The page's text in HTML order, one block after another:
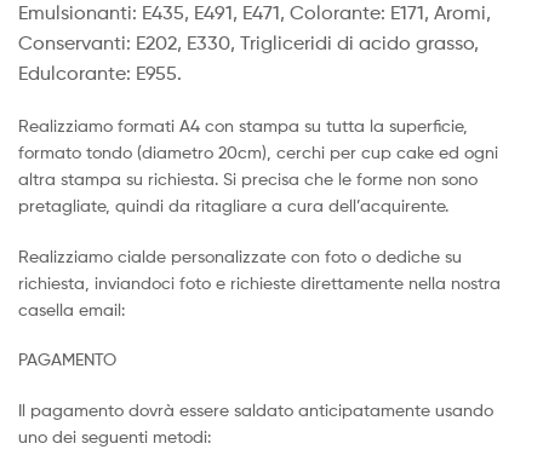
Emulsionanti: E435, E491, E471, Colorante: E171, Aromi,
Conservanti: E202, E330, Trigliceridi di acido grasso,
Edulcorante: E955.
Realizziamo formati A4 con stampa su tutta la superficie,
formato tondo (diametro 20cm), cerchi per cup cake ed ogni
altra stampa su richiesta. Si precisa che le forme non sono
pretagliate, quindi da ritagliare a cura dell’acquirente.
Realizziamo cialde personalizzate con foto o dediche su
richiesta, inviandoci foto e richieste direttamente nella nostra
casella email:
PAGAMENTO
Il pagamento dovrà essere saldato anticipatamente usando
uno dei seguenti metodi: